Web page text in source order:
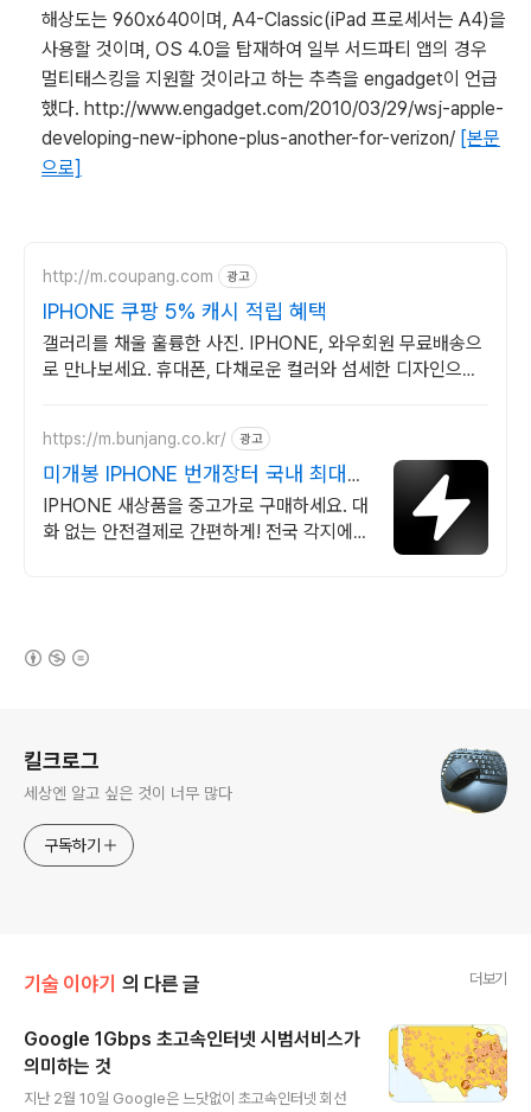
해상도는 960x640이며, A4-Classic(iPad 프로세서는 A4)을
사용할 것이며, OS 4.0을 탑재하여 일부 서드파티 앱의 경우
멀티태스킹을 지원할 것이라고 하는 추측을 engadget이 언급
했다. http://www.engadget.com/2010/03/29/wsj-apple-
developing-new-iphone-plus-another-for-verizon/ [본문
으로]
http://m.coupang.com 광고
IPHONE 쿠팡 5% 캐시 적립 혜택
갤러리를 채울 훌륭한 사진. IPHONE, 와우회원 무료배송으
로 만나보세요. 휴대폰, 다채로운 컬러와 섬세한 디자인으로
https://m.bunjang.co.kr/ 광고
미개봉 IPHONE 번개장터 국내 최대
브랜드 중고거래
IPHONE 새상품을 중고가로 구매하세요. 대
화 없는 안전결제로 간편하게! 전국 각지에서
킬크로그
세상엔 알고 싶은 것이 너무 많다
구독하기
기술 이야기 의 다른 글 더보기
Google 1Gbps 초고속인터넷 시범서비스가
의미하는 것
지난 2월 10일 Google은 느닷없이 초고속인터넷 회선